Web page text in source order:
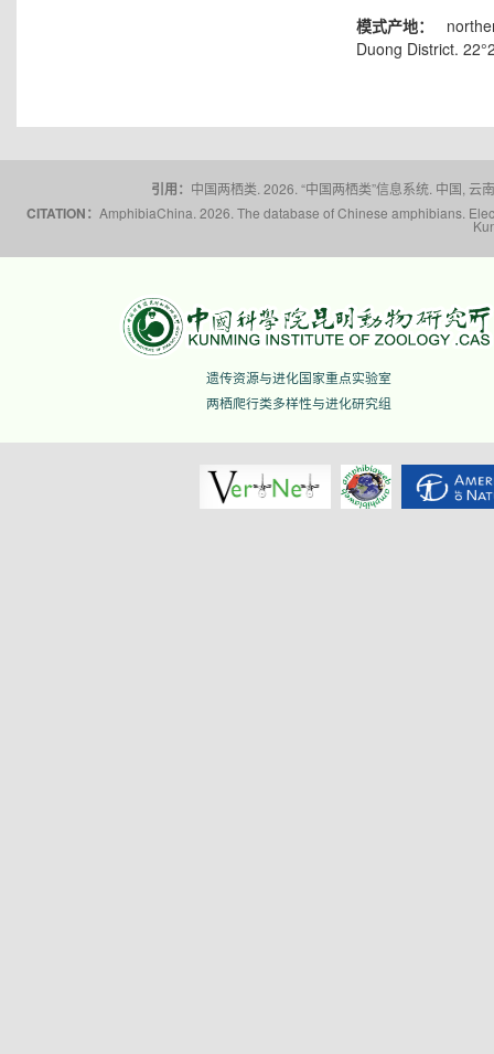
模式产地：
Duong District.
引用： 中国两栖类. 2026. “中国两栖类”信息系统. 中国,
CITATION： AmphibiaChina. 2026. The database of Chinese amphibians.
遗传资源与进化国家重点实验室
两栖爬行类多样性与进化研究组